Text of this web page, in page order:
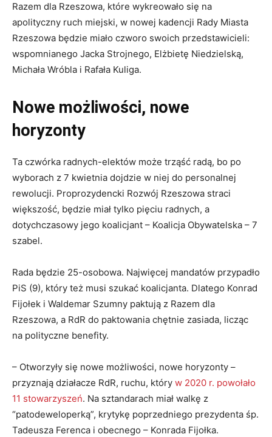
Razem dla Rzeszowa, które wykreowało się na
apolityczny ruch miejski, w nowej kadencji Rady Miasta
Rzeszowa będzie miało czworo swoich przedstawicieli:
wspomnianego Jacka Strojnego, Elżbietę Niedzielską,
Michała Wróbla i Rafała Kuliga.
Nowe możliwości, nowe
horyzonty
Ta czwórka radnych-elektów może trząść radą, bo po
wyborach z 7 kwietnia dojdzie w niej do personalnej
rewolucji. Proprozydencki Rozwój Rzeszowa straci
większość, będzie miał tylko pięciu radnych, a
dotychczasowy jego koalicjant – Koalicja Obywatelska – 7
szabel.
Rada będzie 25-osobowa. Najwięcej mandatów przypadło
PiS (9), który też musi szukać koalicjanta. Dlatego Konrad
Fijołek i Waldemar Szumny paktują z Razem dla
Rzeszowa, a RdR do paktowania chętnie zasiada, licząc
na polityczne benefity.
– Otworzyły się nowe możliwości, nowe horyzonty –
przyznają działacze RdR, ruchu, który w 2020 r. powołało
11 stowarzyszeń. Na sztandarach miał walkę z
“patodeweloperką”, krytykę poprzedniego prezydenta śp.
Tadeusza Ferenca i obecnego – Konrada Fijołka.